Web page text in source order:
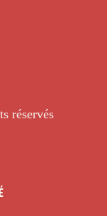
réservés